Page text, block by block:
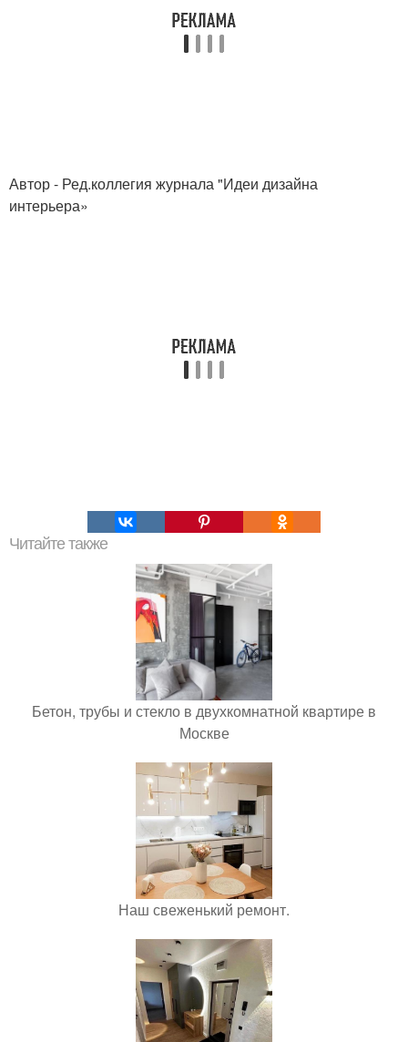
Автор - Ред.коллегия журнала "Идеи дизайна
интерьера»
Читайте также
Бетон, трубы и стекло в двухкомнатной квартире в
Москве
Наш свеженький ремонт.